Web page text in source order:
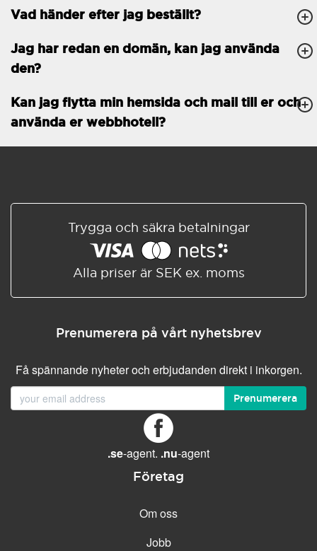
cPanel
FTP, SSH, GIT
Databaser Obegränsat
E-POSTFUNKTIONER
IMAP/CalDAV/CardDAV
Spamskydd Standard
Delad/Synkroniserad
adressbok
E-postfiltrering
Autosvar
Daglig säkerhetskopiering
telefonsupport
30 dagars kostnadsfritt test
Vad händer efter jag beställt?
Jag har redan en domän, kan jag använda
den?
Kan jag flytta min hemsida och mail till er och
använda er webbhotell?
Trygga och säkra betalningar
Alla priser är SEK ex. moms
Prenumerera på vårt nyhetsbrev
Få spännande nyheter och erbjudanden direkt i inkorgen.
Prenumerera
.se-agent. .nu-agent
Företag
Om oss
Jobb